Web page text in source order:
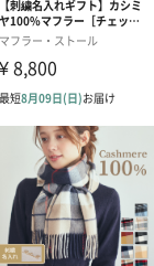
ィング）
のメッセージカ
る場合がありま